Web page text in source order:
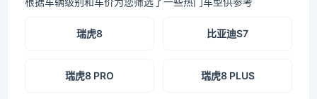
瑞虎8 比亚迪S7
瑞虎8 PRO 瑞虎8 PLUS